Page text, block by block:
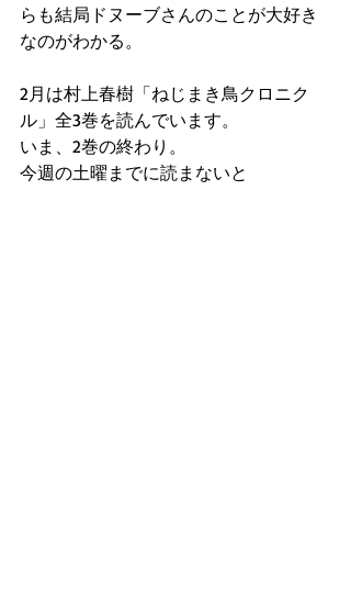
らも結局ドヌーブさんのことが大好き
なのがわかる。
2月は村上春樹「ねじまき鳥クロニク
ル」全3巻を読んでいます。
いま、2巻の終わり。
今週の土曜までに読まないと